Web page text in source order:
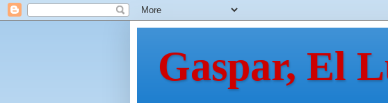
Gaspar, El